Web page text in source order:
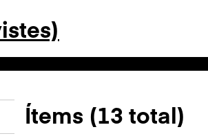
Ítems (13 total)